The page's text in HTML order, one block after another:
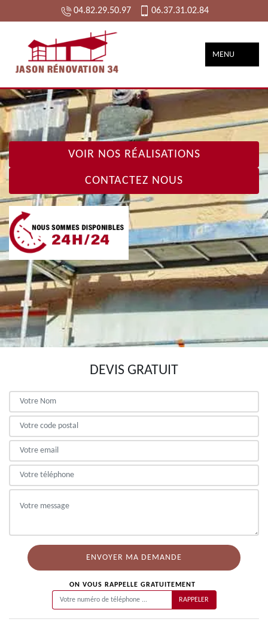
04.82.29.50.97 06.37.31.02.84
MENU
VOIR NOS RÉALISATIONS
CONTACTEZ NOUS
DEVIS GRATUIT
ON VOUS RAPPELLE GRATUITEMENT